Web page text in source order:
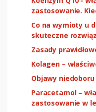
zastosowanie.
Co na wymioty u
skuteczne
Zasady
Kolagen –
Objawy
Paracetamol –
zastosowanie w